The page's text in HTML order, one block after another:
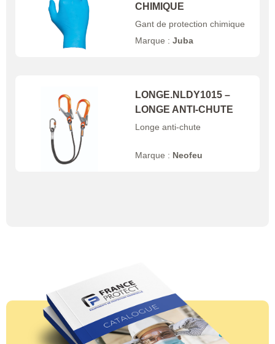
CHIMIQUE
Gant de protection chimique
Marque :Juba
LONGE.NLDY1015 –
LONGE ANTI-CHUTE
Longe anti-chute
Marque : Neofeu